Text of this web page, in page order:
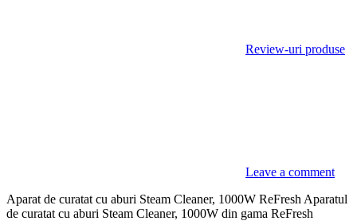
Review-uri produse
Leave a comment
Aparat de curatat cu aburi Steam Cleaner, 1000W ReFresh Aparatul
de curatat cu aburi Steam Cleaner, 1000W din gama ReFresh